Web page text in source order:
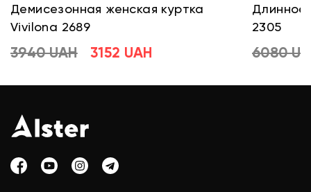
Демисезонная женская куртка
Vivilona 2689
3940 UAH 3152 UAH
Длинное
2305
6080